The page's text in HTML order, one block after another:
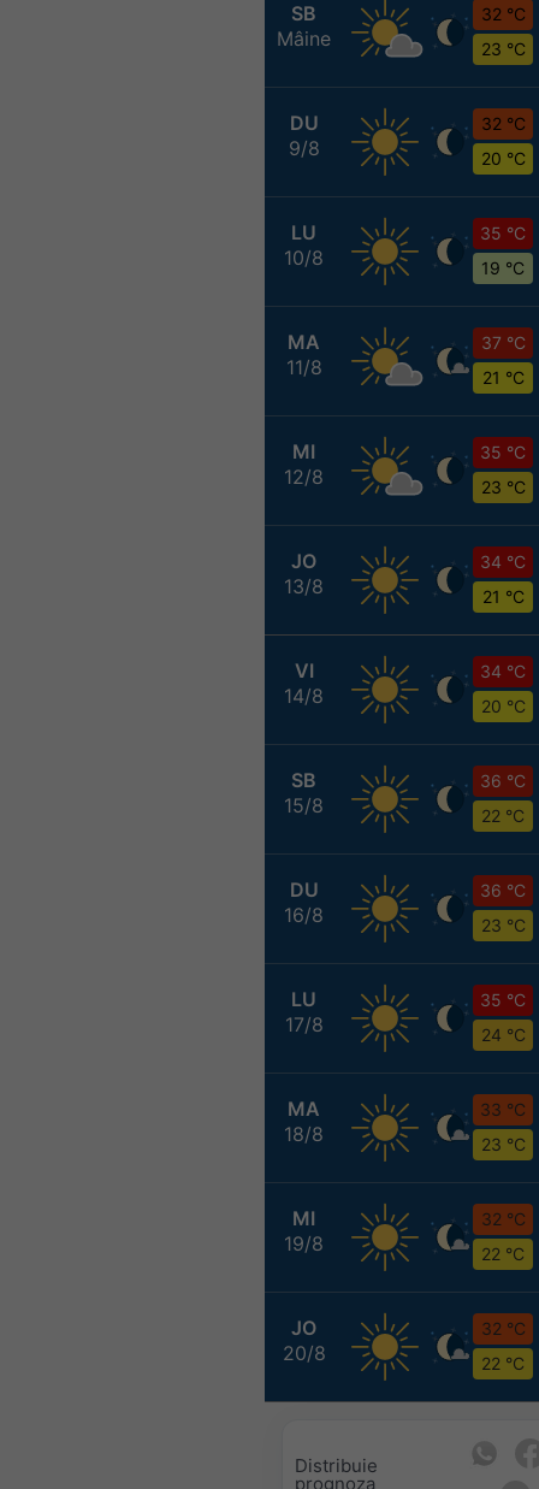
SB
Mâine
32 °C
23 °C
DU
9/8
32 °C
20 °C
LU
10/8
35 °C
19 °C
MA
11/8
37 °C
21 °C
MI
12/8
35 °C
23 °C
JO
13/8
34 °C
21 °C
VI
14/8
34 °C
20 °C
SB
15/8
36 °C
22 °C
DU
16/8
36 °C
23 °C
LU
17/8
35 °C
24 °C
MA
18/8
33 °C
23 °C
MI
19/8
32 °C
22 °C
JO
20/8
32 °C
22 °C
Distribuie
prognoza